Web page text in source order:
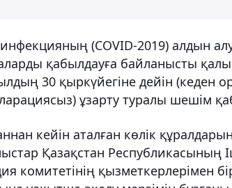
(COVID-2019) алдын
қабылдауға байланысты
30 қыркүйегіне дейін (кеден
ұзарту туралы шешім
кейін аталған көлік
Қазақстан Республикасының
комитетінің қызметкерлерімен